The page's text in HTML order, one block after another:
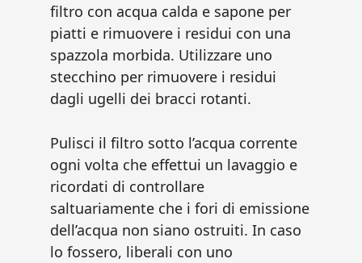
filtro con acqua calda e sapone per
piatti e rimuovere i residui con una
spazzola morbida. Utilizzare uno
stecchino per rimuovere i residui
dagli ugelli dei bracci rotanti.
Pulisci il filtro sotto l’acqua corrente
ogni volta che effettui un lavaggio e
ricordati di controllare
saltuariamente che i fori di emissione
dell’acqua non siano ostruiti. In caso
lo fossero, liberali con uno